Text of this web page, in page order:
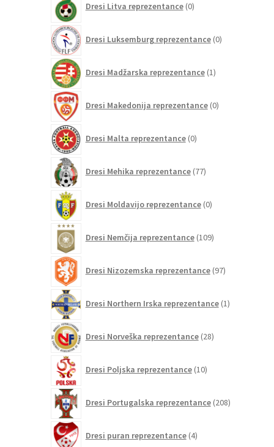
Dresi Litva reprezentance 0izdelkov
Dresi Luksemburg reprezentance 0izdelkov
Dresi Madžarska reprezentance 1izdelek
Dresi Makedonija reprezentance 0izdelkov
Dresi Malta reprezentance 0izdelkov
Dresi Mehika reprezentance 77izdelkov
Dresi Moldavijo reprezentance 0izdelkov
Dresi Nemčija reprezentance 109izdelkov
Dresi Nizozemska reprezentance 97izdelkov
Dresi Northern Irska reprezentance 1izdelek
Dresi Norveška reprezentance 28izdelkov
Dresi Poljska reprezentance 10izdelkov
Dresi Portugalska reprezentance 208izdelkov
Dresi puran reprezentance 4izdelki